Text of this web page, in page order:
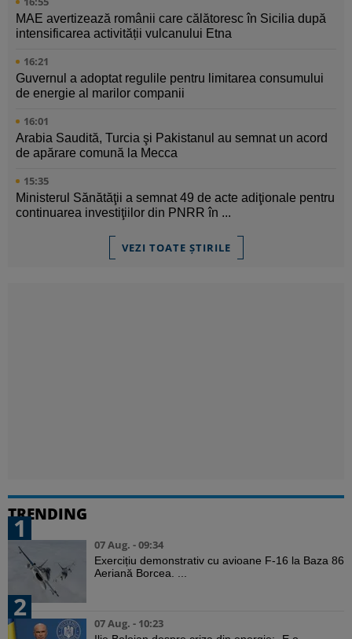
MAE avertizează românii care călătoresc în Sicilia după
intensificarea activității vulcanului Etna
16:21
Guvernul a adoptat regulile pentru limitarea consumului
de energie al marilor companii
16:01
Arabia Saudită, Turcia şi Pakistanul au semnat un acord
de apărare comună la Mecca
15:35
Ministerul Sănătăţii a semnat 49 de acte adiţionale pentru
continuarea investiţiilor din PNRR în ...
VEZI TOATE ȘTIRILE
TRENDING
1
07 Aug. - 09:34
Exercițiu demonstrativ cu avioane F-16 la Baza 86
Aeriană Borcea. ...
2
07 Aug. - 10:23